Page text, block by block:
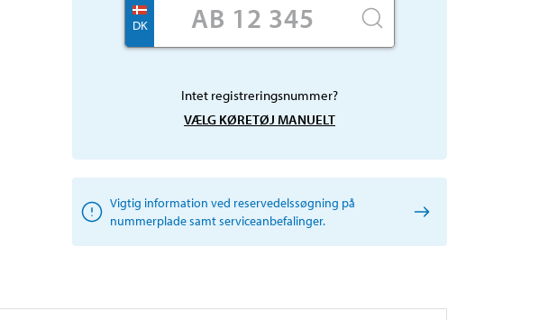
DK
Intet registreringsnummer?
VÆLG KØRETØJ MANUELT
Vigtig information ved reservedelssøgning på
nummerplade samt serviceanbefalinger.